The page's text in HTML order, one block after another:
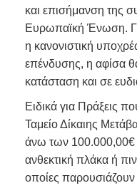
και επισήμανση της
Ευρωπαϊκή Ένωση.
η κανονιστική
επένδυσης, η αφίσα
κατάσταση και σε
Ειδικά για Πράξεις
Ταμείο Δίκαιης
άνω των 100.000,00€
ανθεκτική πλάκα ή
οποίες